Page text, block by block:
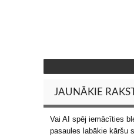
JAUNĀKIE
Vai AI spēj iemācīties
pasaules labākie kāršu